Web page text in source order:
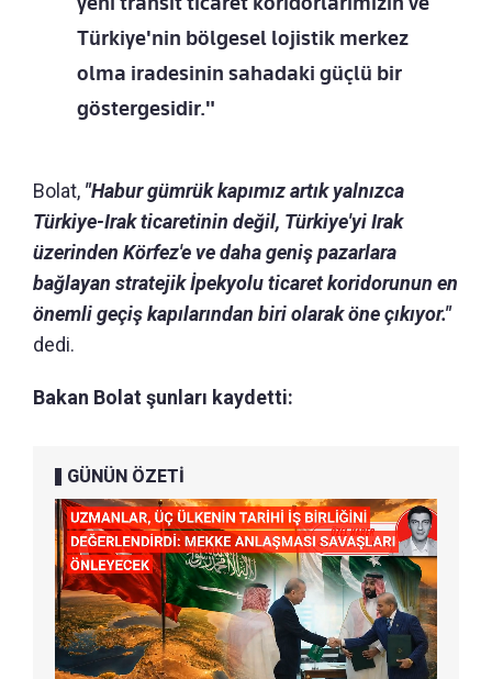
Türkiye'nin bölgesel lojistik merkez
olma iradesinin sahadaki güçlü bir
göstergesidir."
Bolat, "Habur gümrük kapımız artık yalnızca
Türkiye-Irak ticaretinin değil, Türkiye'yi Irak
üzerinden Körfez'e ve daha geniş pazarlara
bağlayan stratejik İpekyolu ticaret koridorunun en
önemli geçiş kapılarından biri olarak öne çıkıyor."
dedi.
Bakan Bolat şunları kaydetti:
GÜNÜN ÖZETİ